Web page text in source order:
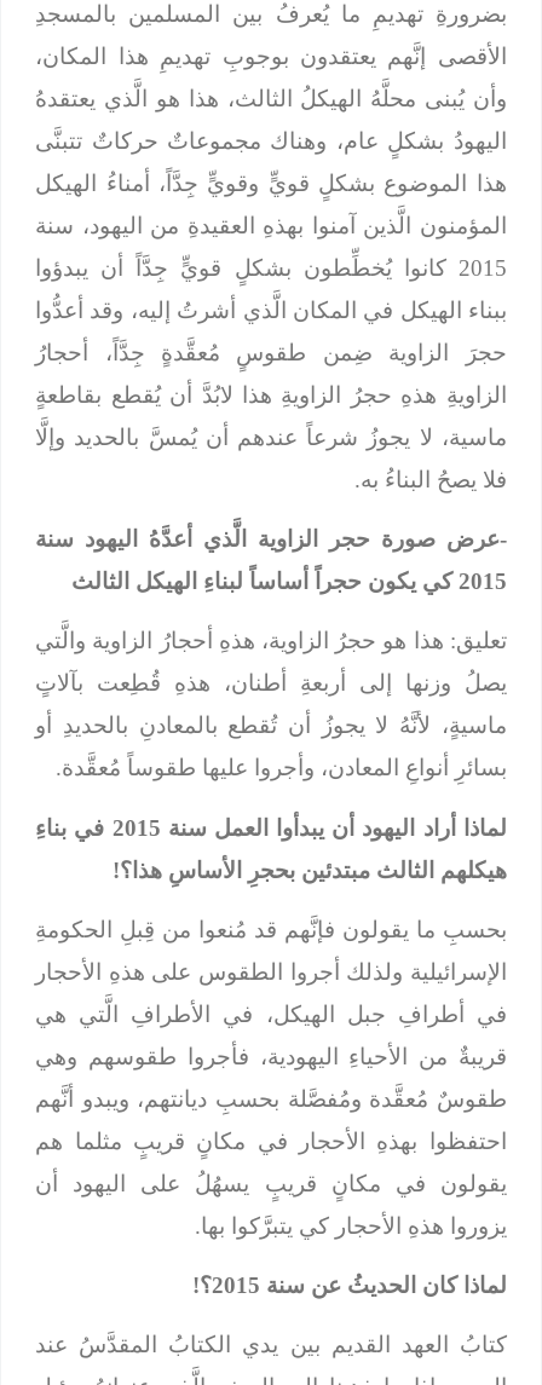
بضرورةِ تهديمِ ما يُعرفُ بين المسلمين بالمسجدِ
الأقصى إنَّهم يعتقدون بوجوبِ تهديمِ هذا المكان،
وأن يُبنى محلَّهُ الهيكلُ الثالث، هذا هو الَّذي يعتقدهُ
اليهودُ بشكلٍ عام، وهناك مجموعاتٌ حركاتٌ تتبنَّى
هذا الموضوع بشكلٍ قويٍّ وقويٍّ جِدَّاً، أمناءُ الهيكل
المؤمنون الَّذين آمنوا بهذهِ العقيدةِ من اليهود، سنة
2015 كانوا يُخطِّطون بشكلٍ قويٍّ جِدَّاً أن يبدؤوا
ببناء الهيكل في المكان الَّذي أشرتُ إليه، وقد أعدُّوا
حجرَ الزاوية ضِمن طقوسٍ مُعقَّدةٍ جِدَّاً، أحجارُ
الزاويةِ هذهِ حجرُ الزاويةِ هذا لابُدَّ أن يُقطع بقاطعةٍ
ماسية، لا يجوزُ شرعاً عندهم أن يُمسَّ بالحديد وإلَّا
فلا يصحُ البناءُ به.
-عرض صورة حجر الزاوية الَّذي أعدَّهُ اليهود سنة
2015 كي يكون حجراً أساساً لبناءِ الهيكل الثالث
تعليق: هذا هو حجرُ الزاوية، هذهِ أحجارُ الزاوية والَّتي
يصلُ وزنها إلى أربعةِ أطنان، هذهِ قُطِعت بآلاتٍ
ماسيةٍ، لأنَّهُ لا يجوزُ أن تُقطع بالمعادنِ بالحديدِ أو
بسائرِ أنواعِ المعادن، وأجروا عليها طقوساً مُعقَّدة.
لماذا أراد اليهود أن يبدأوا العمل سنة 2015 في بناءِ
هيكلهم الثالث مبتدئين بحجرِ الأساسِ هذا؟!
بحسبِ ما يقولون فإنَّهم قد مُنعوا من قِبلِ الحكومةِ
الإسرائيلية ولذلك أجروا الطقوس على هذهِ الأحجار
في أطرافِ جبل الهيكل، في الأطرافِ الَّتي هي
قريبةٌ من الأحياءِ اليهودية، فأجروا طقوسهم وهي
طقوسٌ مُعقَّدة ومُفصَّلة بحسبِ ديانتهم، ويبدو أنَّهم
احتفظوا بهذهِ الأحجار في مكانٍ قريبٍ مثلما هم
يقولون في مكانٍ قريبٍ يسهُلُ على اليهود أن
يزوروا هذهِ الأحجار كي يتبرَّكوا بها.
لماذا كان الحديثُ عن سنة 2015؟!
كتابُ العهد القديم بين يدي الكتابُ المقدَّسُ عند